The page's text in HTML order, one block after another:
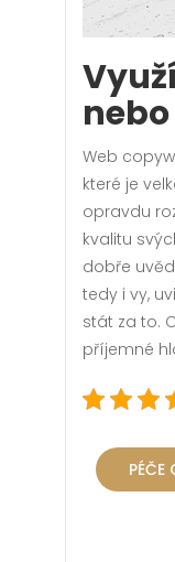
Web
které je
opravdu
kvalitu
dobře
tedy i vy,
stát za to.
příjemné